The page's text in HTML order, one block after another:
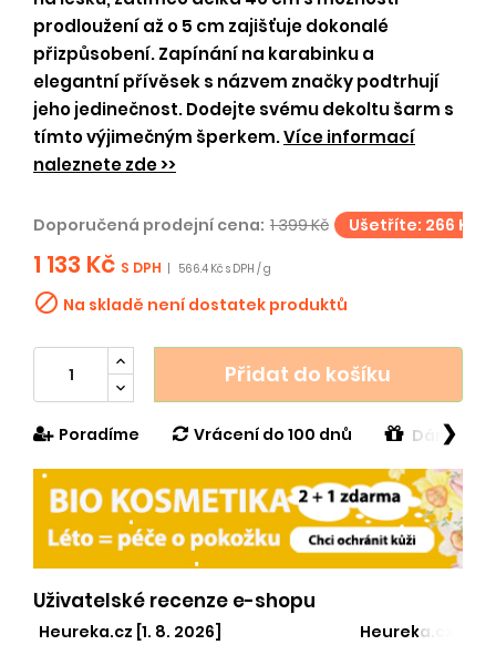
prodloužení až o 5 cm zajišťuje dokonalé
přizpůsobení. Zapínání na karabinku a
elegantní přívěsek s názvem značky podtrhují
jeho jedinečnost. Dodejte svému dekoltu šarm s
tímto výjimečným šperkem.Více informací
naleznete zde >>
Doporučená prodejní cena: 1 399 Kč Ušetříte: 266 Kč
1 133 Kč S DPH 566.4 Kč s DPH / g
 Na skladě není dostatek produktů
Přidat do košíku
Poradíme Vrácení do 100 dnů Dárek v
❯
Uživatelské recenze e-shopu
Heureka.cz [1. 8. 2026] Heureka.cz [29.